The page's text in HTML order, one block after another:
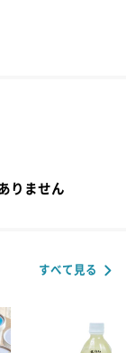
りません
すべて見る